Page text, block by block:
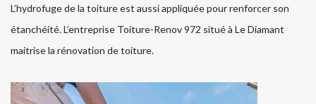
L’hydrofuge de la toiture est aussi appliquée pour renforcer son
étanchéité. L’entreprise Toiture-Renov 972 situé à Le Diamant
maitrise la rénovation de toiture.